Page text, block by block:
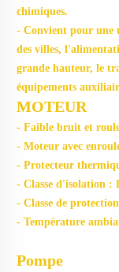
chimiques.
- Convient pour une
des villes,
grande hauteur, le
équipements
MOTEUR
- Faible bruit et
- Moteur avec
- Protecteur
- Classe d'isolation :
- Classe de
- Température
Pompe